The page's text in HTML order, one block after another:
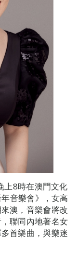
上8時在澳門文化
音樂會》，女高
澳，音樂會將改
聯同內地著名女
首樂曲，與樂迷